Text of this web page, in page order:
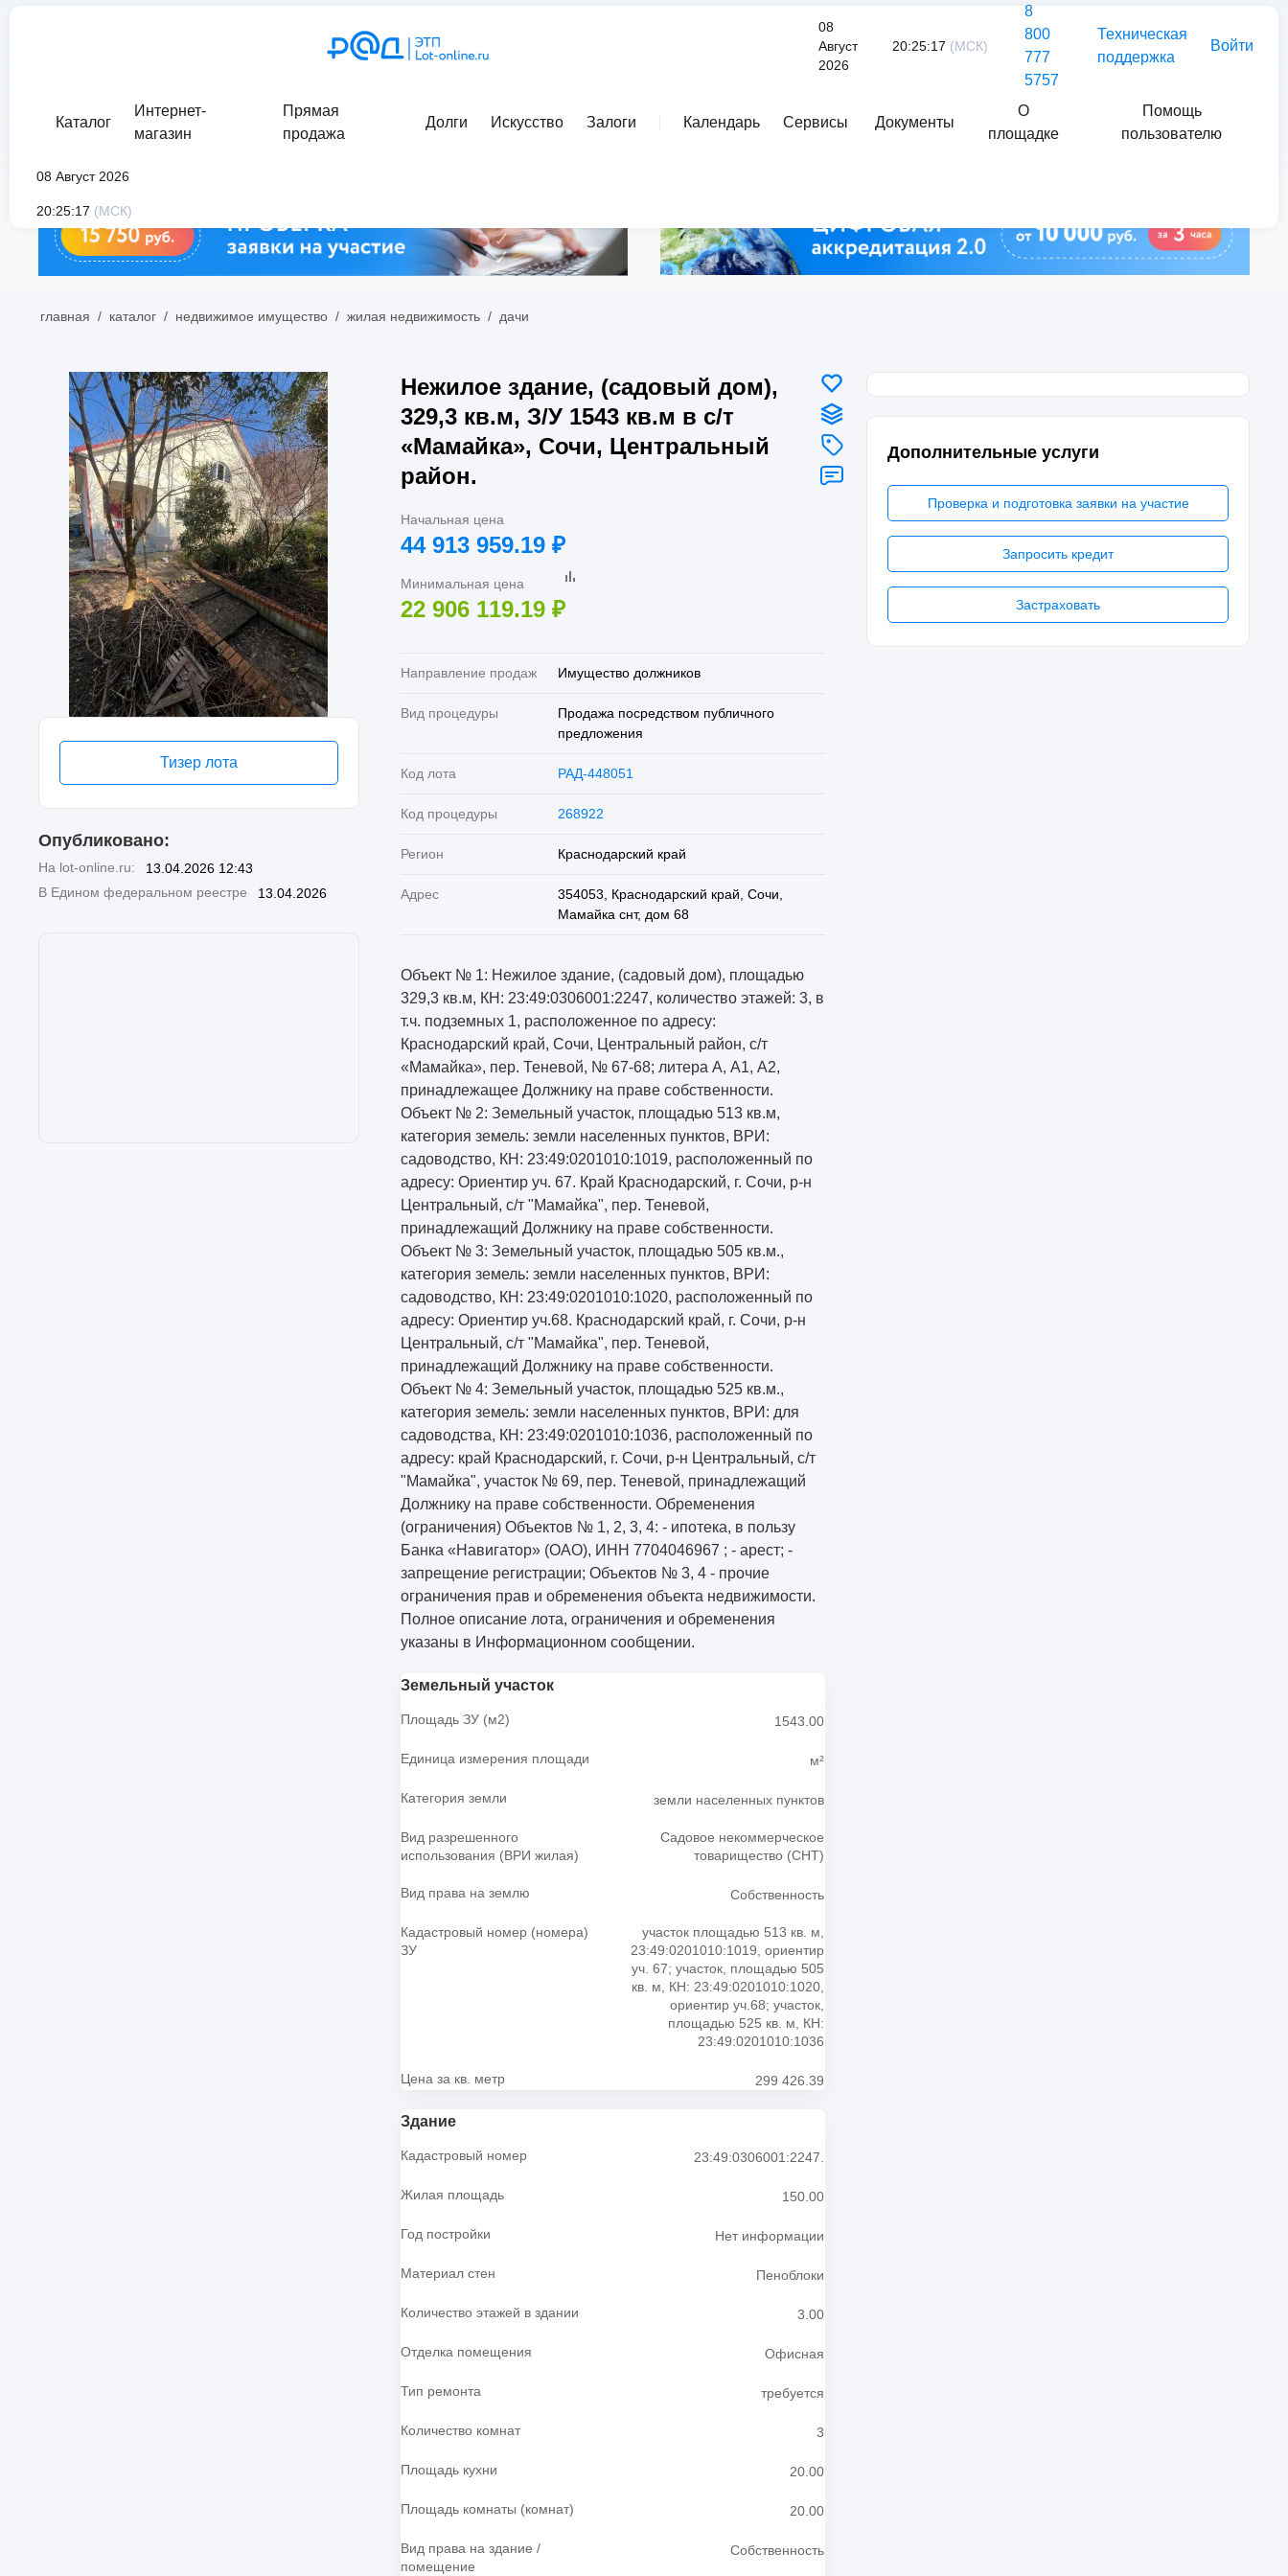
08
Август
2026
20:25:17 (МСК)
8
800
777
5757
Техническая
поддержка
Войти
Каталог
Интернет-
магазин
Прямая
продажа
Долги Искусство Залоги Календарь Сервисы Документы
О
площадке
Помощь
пользователю
08 Август 2026
20:25:17 (МСК)
главная / каталог / недвижимое имущество / жилая недвижимость / дачи
Дополнительные услуги
Проверка и подготовка заявки на участие
Запросить кредит
Застраховать
Тизер лота
Опубликовано:
На lot-online.ru:
13.04.2026 12:43
В Едином федеральном реестре
13.04.2026
Нежилое здание, (садовый дом),
329,3 кв.м, З/У 1543 кв.м в с/т
«Мамайка», Сочи, Центральный
район.
Начальная цена
44 913 959.19 ₽
Минимальная цена
22 906 119.19 ₽
Направление продаж Имущество должников
Вид процедуры
Продажа посредством публичного
предложения
Код лота РАД-448051
Код процедуры 268922
Регион Краснодарский край
Адрес
354053, Краснодарский край, Сочи,
Мамайка снт, дом 68
Объект № 1: Нежилое здание, (садовый дом), площадью
329,3 кв.м, КН: 23:49:0306001:2247, количество этажей: 3, в
т.ч. подземных 1, расположенное по адресу:
Краснодарский край, Сочи, Центральный район, с/т
«Мамайка», пер. Теневой, № 67-68; литера А, А1, А2,
принадлежащее Должнику на праве собственности.
Объект № 2: Земельный участок, площадью 513 кв.м,
категория земель: земли населенных пунктов, ВРИ:
садоводство, КН: 23:49:0201010:1019, расположенный по
адресу: Ориентир уч. 67. Край Краснодарский, г. Сочи, р-н
Центральный, с/т "Мамайка", пер. Теневой,
принадлежащий Должнику на праве собственности.
Объект № 3: Земельный участок, площадью 505 кв.м.,
категория земель: земли населенных пунктов, ВРИ:
садоводство, КН: 23:49:0201010:1020, расположенный по
адресу: Ориентир уч.68. Краснодарский край, г. Сочи, р-н
Центральный, с/т "Мамайка", пер. Теневой,
принадлежащий Должнику на праве собственности.
Объект № 4: Земельный участок, площадью 525 кв.м.,
категория земель: земли населенных пунктов, ВРИ: для
садоводства, КН: 23:49:0201010:1036, расположенный по
адресу: край Краснодарский, г. Сочи, р-н Центральный, с/т
"Мамайка", участок № 69, пер. Теневой, принадлежащий
Должнику на праве собственности. Обременения
(ограничения) Объектов № 1, 2, 3, 4: - ипотека, в пользу
Банка «Навигатор» (ОАО), ИНН 7704046967 ; - арест; -
запрещение регистрации; Объектов № 3, 4 - прочие
ограничения прав и обременения объекта недвижимости.
Полное описание лота, ограничения и обременения
указаны в Информационном сообщении.
Земельный участок
Площадь ЗУ (м2) 1543.00
Единица измерения площади м²
Категория земли земли населенных пунктов
Вид разрешенного
использования (ВРИ жилая)
Садовое некоммерческое
товарищество (СНТ)
Вид права на землю Собственность
Кадастровый номер (номера)
ЗУ
участок площадью 513 кв. м,
23:49:0201010:1019, ориентир
уч. 67; участок, площадью 505
кв. м, КН: 23:49:0201010:1020,
ориентир уч.68; участок,
площадью 525 кв. м, КН:
23:49:0201010:1036
Цена за кв. метр 299 426.39
Здание
Кадастровый номер 23:49:0306001:2247.
Жилая площадь 150.00
Год постройки Нет информации
Материал стен Пеноблоки
Количество этажей в здании 3.00
Отделка помещения Офисная
Тип ремонта требуется
Количество комнат 3
Площадь кухни 20.00
Площадь комнаты (комнат) 20.00
Вид права на здание /
помещение
Собственность